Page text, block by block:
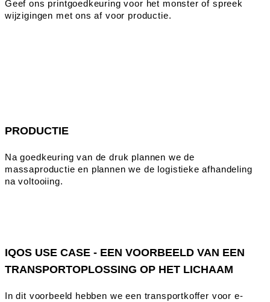
Geef ons printgoedkeuring voor het monster of spreek
wijzigingen met ons af voor productie.
PRODUCTIE
Na goedkeuring van de druk plannen we de
massaproductie en plannen we de logistieke afhandeling
na voltooiing.
IQOS USE CASE - EEN VOORBEELD VAN EEN
TRANSPORTOPLOSSING OP HET LICHAAM
In dit voorbeeld hebben we een transportkoffer voor e-